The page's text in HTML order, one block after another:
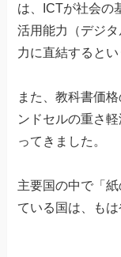
は、ICTが社会の
活用能力（デジ
力に直結するとい
また、教科書価
ンドセルの重さ
ってきました。
主要国の中で「
ている国は、も